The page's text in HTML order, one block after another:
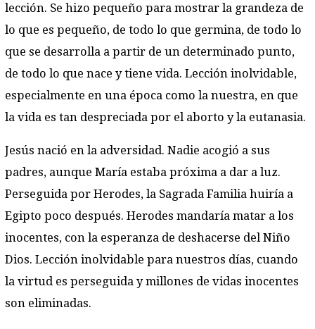
lección. Se hizo pequeño para mostrar la grandeza de
lo que es pequeño, de todo lo que germina, de todo lo
que se desarrolla a partir de un determinado punto,
de todo lo que nace y tiene vida. Lección inolvidable,
especialmente en una época como la nuestra, en que
la vida es tan despreciada por el aborto y la eutanasia.
Jesús nació en la adversidad. Nadie acogió a sus
padres, aunque María estaba próxima a dar a luz.
Perseguida por Herodes, la Sagrada Familia huiría a
Egipto poco después. Herodes mandaría matar a los
inocentes, con la esperanza de deshacerse del Niño
Dios. Lección inolvidable para nuestros días, cuando
la virtud es perseguida y millones de vidas inocentes
son eliminadas.